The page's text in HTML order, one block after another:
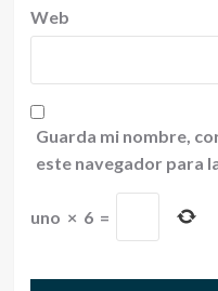
Web
Guarda mi nombre,
este navegador para
uno × 6 =